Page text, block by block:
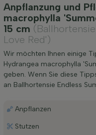
Anpflanzung und
macrophylla
15 cm
Love Red')
Wir möchten Ihnen einige
Hydrangea macrophylla
geben. Wenn Sie diese
an Ballhortensie Endless
Anpflanzen
Stutzen